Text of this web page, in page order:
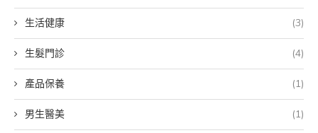
生活健康 (3)
生髮門診 (4)
產品保養 (1)
男生醫美 (1)